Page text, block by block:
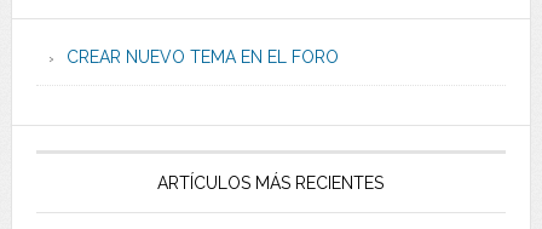
CREAR NUEVO TEMA EN EL FORO
ARTÍCULOS MÁS RECIENTES